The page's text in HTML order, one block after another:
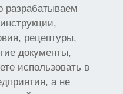
разрабатываем
рецептуры,
документы,
использовать в
а не